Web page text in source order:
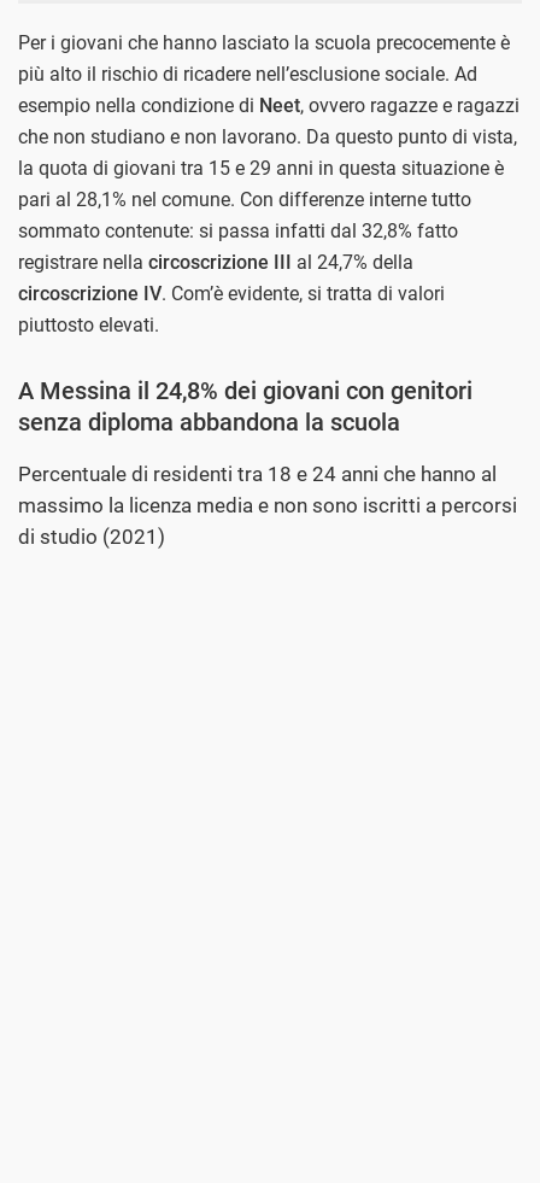
Per i giovani che hanno lasciato la scuola precocemente è
più alto il rischio di ricadere nell’esclusione sociale. Ad
esempio nella condizione di Neet, ovvero ragazze e ragazzi
che non studiano e non lavorano. Da questo punto di vista,
la quota di giovani tra 15 e 29 anni in questa situazione è
pari al 28,1% nel comune. Con differenze interne tutto
sommato contenute: si passa infatti dal 32,8% fatto
registrare nella circoscrizione III al 24,7% della
circoscrizione IV. Com’è evidente, si tratta di valori
piuttosto elevati.
A Messina il 24,8% dei giovani con genitori
senza diploma abbandona la scuola
Percentuale di residenti tra 18 e 24 anni che hanno al
massimo la licenza media e non sono iscritti a percorsi
di studio (2021)